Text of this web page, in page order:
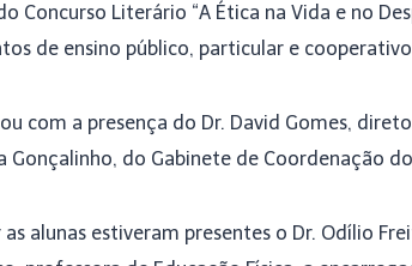
Concurso Literário “A Ética na Vida e no
de ensino público, particular e
com a presença do Dr. David Gomes,
Gonçalinho, do Gabinete de Coordenação
alunas estiveram presentes o Dr. Odílio